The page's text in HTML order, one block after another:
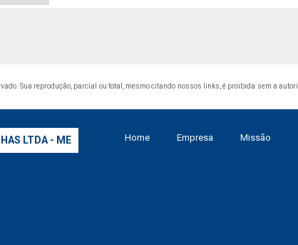
Sua reprodução, parcial ou total, mesmo citando nossos links, é proibida sem a
LTDA - ME Home Empresa Missão